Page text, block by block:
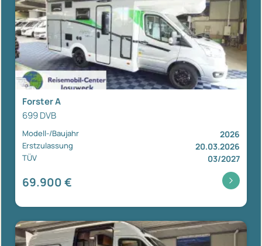
Forster A
699 DVB
Modell-/Baujahr 2026
Erstzulassung 20.03.2026
TÜV 03/2027
69.900 €